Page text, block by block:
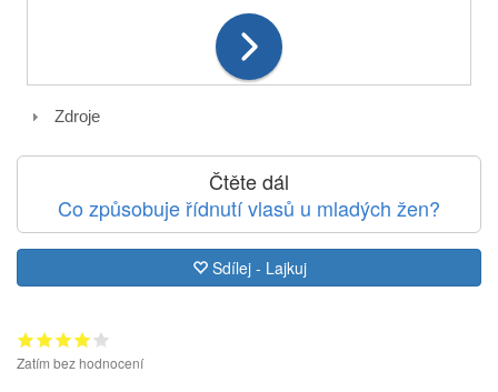
Zdroje
Čtěte dál
Co způsobuje řídnutí vlasů u mladých žen?
Sdílej - Lajkuj
Zatím bez hodnocení